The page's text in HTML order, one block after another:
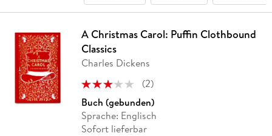
A Christmas Carol: Puffin Clothbound
Classics
Charles Dickens
(2)
Buch (gebunden)
Sprache: Englisch
Sofort lieferbar